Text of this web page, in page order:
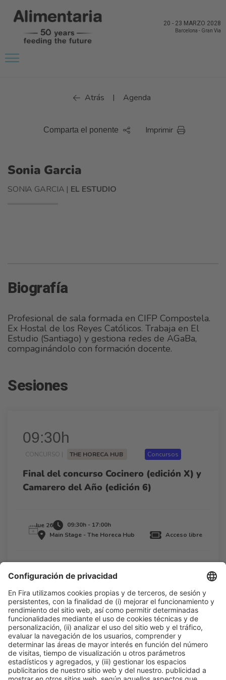
20 - 23 MARZO 2028
Barcelona - Gran Via
Atrás | Agenda
Comparta el ponente Imprimir
Sonia Garcia
SONIA GARCIA | EL ESTUDIO
Biografía
Profesional de sala formada en CIFP Compostela.
Ex Hostal de los Reyes Católicos. Trabaja en El
Estudio (Santiago) y gestiona redes de AGaBa,
compaginándolo con formación docente.
Sesiones
09:30h
CONCURSO | THE HORECA HUB Concursos
Final del concurso Cocinero (edición X) y
Camarero del Año (edición 6)
Jue 26
09:30h - 17:00h
Main Stage - The Horeca Hub
Acceso libre